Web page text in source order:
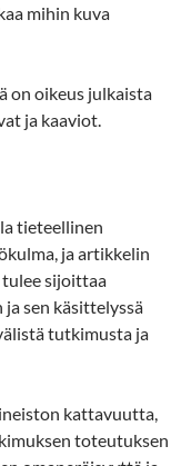
mihin kuva
on oikeus julkaista
ja kaaviot.
tieteellinen
ja artikkelin
sijoittaa
sen käsittelyssä
tutkimusta ja
kattavuutta,
toteutuksen